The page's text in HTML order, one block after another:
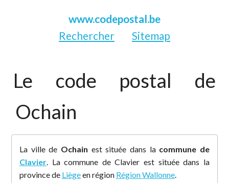
www.codepostal.be
Rechercher
Sitemap
Le code postal de
Ochain
La ville de Ochain est située dans la commune de
Clavier . La commune de Clavier est située dans la
province de Liègeen région Région Wallonne